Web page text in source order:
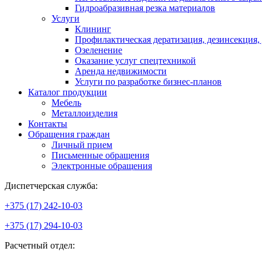
Гидроабразивная резка материалов
Услуги
Клининг
Профилактическая дератизация,
Озеленение
Оказание услуг спецтехникой
Аренда недвижимости
Услуги по разработке бизнес-планов
Каталог продукции
Мебель
Металлоизделия
Контакты
Обращения граждан
Личный прием
Письменные обращения
Электронные обращения
Диспетчерская служба:
+375 (17) 242-10-03
+375 (17) 294-10-03
Расчетный отдел: